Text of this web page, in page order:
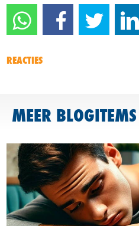
REACTIES
MEER